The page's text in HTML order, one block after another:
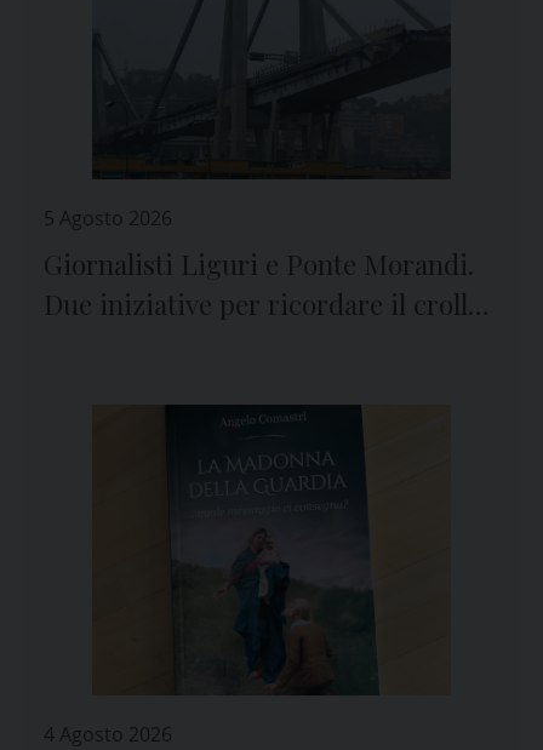
5 Agosto 2026
Giornalisti Liguri e Ponte Morandi.
Due iniziative per ricordare il crollo
4 Agosto 2026